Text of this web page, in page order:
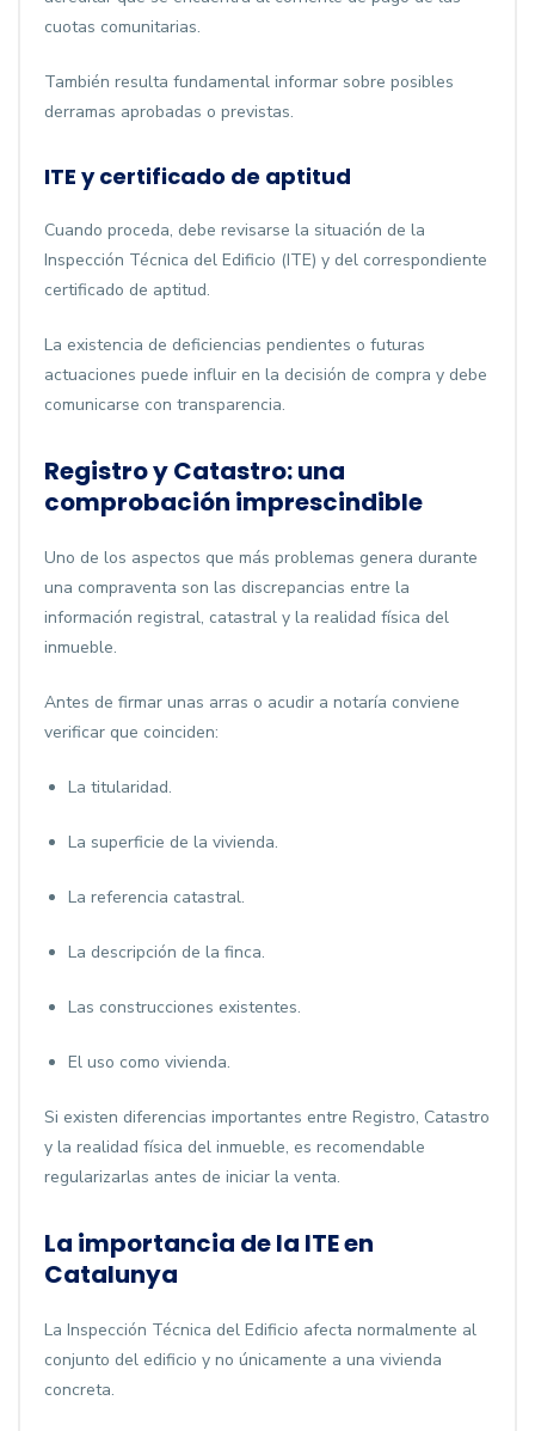
cuotas comunitarias.
También resulta fundamental informar sobre posibles
derramas aprobadas o previstas.
ITE y certificado de aptitud
Cuando proceda, debe revisarse la situación de la
Inspección Técnica del Edificio (ITE) y del correspondiente
certificado de aptitud.
La existencia de deficiencias pendientes o futuras
actuaciones puede influir en la decisión de compra y debe
comunicarse con transparencia.
Registro y Catastro: una
comprobación imprescindible
Uno de los aspectos que más problemas genera durante
una compraventa son las discrepancias entre la
información registral, catastral y la realidad física del
inmueble.
Antes de firmar unas arras o acudir a notaría conviene
verificar que coinciden:
La titularidad.
La superficie de la vivienda.
La referencia catastral.
La descripción de la finca.
Las construcciones existentes.
El uso como vivienda.
Si existen diferencias importantes entre Registro, Catastro
y la realidad física del inmueble, es recomendable
regularizarlas antes de iniciar la venta.
La importancia de la ITE en
Catalunya
La Inspección Técnica del Edificio afecta normalmente al
conjunto del edificio y no únicamente a una vivienda
concreta.